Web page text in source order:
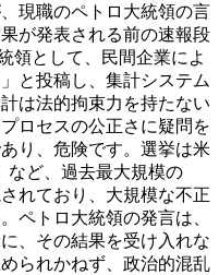
現職のペトロ大統領の言
が発表される前の速報段
領として、民間企業によ
と投稿し、集計システム
は法的拘束力を持たない
ロセスの公正さに疑問を
り、危険です。選挙は米
など、過去最大規模の
れており、大規模な不正
ペトロ大統領の発言は、
、その結果を受け入れな
られかねず、政治的混乱